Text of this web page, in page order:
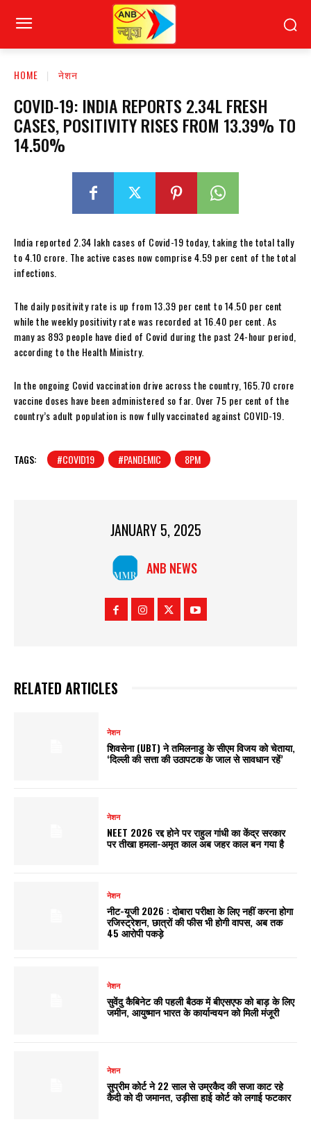
HOME नेशन
COVID-19: INDIA REPORTS 2.34L FRESH
CASES, POSITIVITY RISES FROM 13.39% TO
14.50%
India reported 2.34 lakh cases of Covid-19 today, taking the total tally
to 4.10 crore. The active cases now comprise 4.59 per cent of the total
infections.
The daily positivity rate is up from 13.39 per cent to 14.50 per cent
while the weekly positivity rate was recorded at 16.40 per cent. As
many as 893 people have died of Covid during the past 24-hour period,
according to the Health Ministry.
In the ongoing Covid vaccination drive across the country, 165.70 crore
vaccine doses have been administered so far. Over 75 per cent of the
country’s adult population is now fully vaccinated against COVID-19.
TAGS: #COVID19 #PANDEMIC 8PM
JANUARY 5, 2025
ANB NEWS
RELATED ARTICLES
नेशन
शिवसेना (UBT) ने तमिलनाडु के सीएम विजय को चेताया,
‘दिल्ली की सत्ता की उठापटक के जाल से सावधान रहें’
नेशन
NEET 2026 रद्द होने पर राहुल गांधी का केंद्र सरकार
पर तीखा हमला-अमृत काल अब जहर काल बन गया है
नेशन
नीट-यूजी 2026 : दोबारा परीक्षा के लिए नहीं करना होगा
रजिस्ट्रेशन, छात्रों की फीस भी होगी वापस, अब तक
45 आरोपी पकड़े
नेशन
सुवेंदु कैबिनेट की पहली बैठक में बीएसएफ को बाड़ के लिए
जमीन, आयुष्मान भारत के कार्यान्वयन को मिली मंजूरी
नेशन
सुप्रीम कोर्ट ने 22 साल से उम्रकैद की सजा काट रहे
कैदी को दी जमानत, उड़ीसा हाई कोर्ट को लगाई फटकार